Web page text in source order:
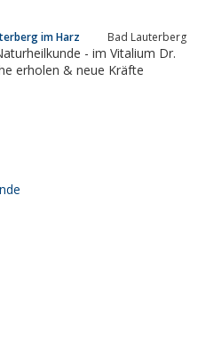
im Harz Bad Lauterberg
erholen & neue Kräfte